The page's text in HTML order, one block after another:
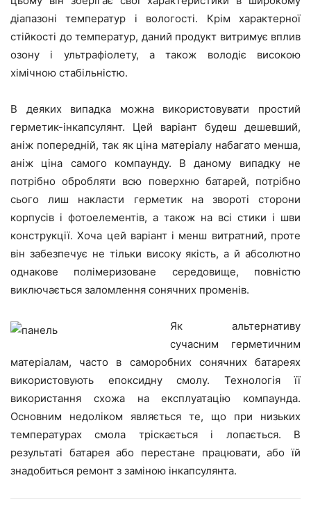
діапазоні температур і вологості. Крім характерної
стійкості до температур, даний продукт витримує вплив
озону і ультрафіолету, а також володіє високою
хімічною стабільністю.
В деяких випадка можна використовувати простий
герметик-інкапсулянт. Цей варіант будеш дешевший,
аніж попередній, так як ціна матеріалу набагато менша,
аніж ціна самого компаунду. В даному випадку не
потрібно обробляти всю поверхню батарей, потрібно
сього лиш накласти герметик на звороті сторони
корпусів і фотоелементів, а також на всі стики і шви
конструкції. Хоча цей варіант і менш витратний, проте
він забезпечує не тільки високу якість, а й абсолютно
однакове полімеризоване середовище, повністю
виключається заломлення сонячних променів.
Як альтернативу
сучасним герметичним
матеріалам, часто в саморобних сонячних батареях
використовують епоксидну смолу. Технологія її
використання схожа на експлуатацію компаунда.
Основним недоліком являється те, що при низьких
температурах смола тріскається і лопається. В
результаті батарея або перестане працювати, або їй
знадобиться ремонт з заміною інкапсулянта.